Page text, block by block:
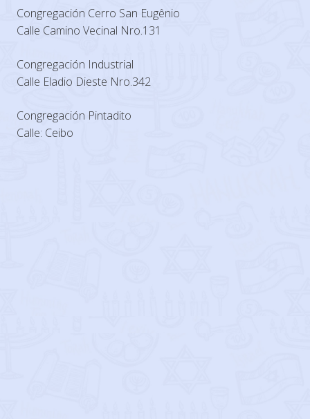
Congregación Cerro San Eugênio
Calle Camino Vecinal Nro.131
Congregación Industrial
Calle Eladio Dieste Nro.342
Congregación Pintadito
Calle: Ceibo